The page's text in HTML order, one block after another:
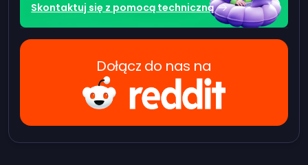
Skontaktuj się z pomocą techniczną
Dołącz do nas na